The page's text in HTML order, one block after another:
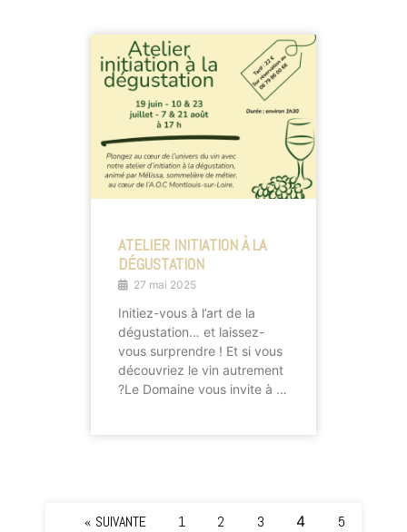
ATELIER INITIATION À LA
DÉGUSTATION
27 mai 2025
Initiez-vous à l’art de la
dégustation… et laissez-
vous surprendre ! Et si vous
découvriez le vin autrement
?Le Domaine vous invite à …
« SUIVANTE 1 2 3 4 5